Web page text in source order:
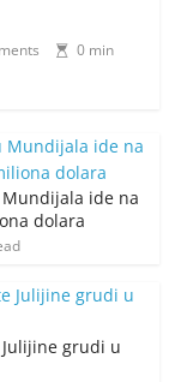
0 min
ide na
dolara
grudi u